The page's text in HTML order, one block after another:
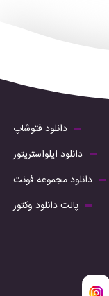
دانلود فتوشاپ
دانلود ایلواستریتور
دانلود مجموعه فونت
پالت دانلود وکتور